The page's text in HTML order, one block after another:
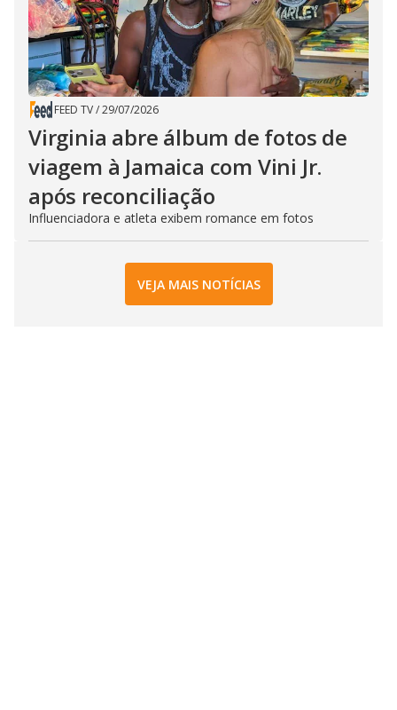
FEED TV/29/07/2026
Virginia abre álbum de fotos de
viagem à Jamaica com Vini Jr.
após reconciliação
Influenciadora e atleta exibem romance em fotos
VEJA MAIS NOTÍCIAS